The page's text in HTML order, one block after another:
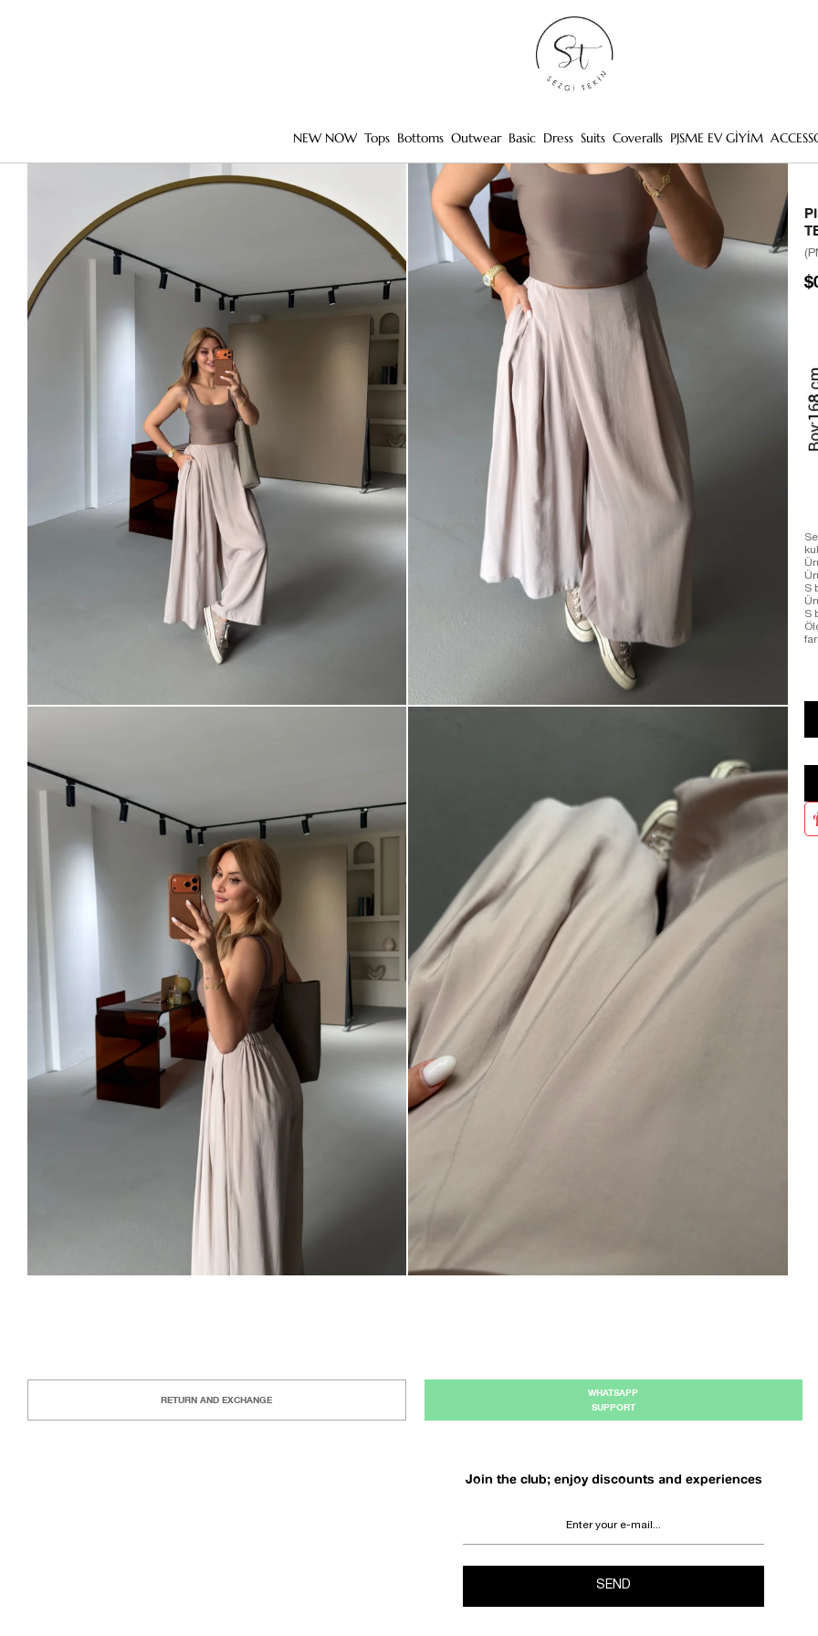
NEW NOW Tops Bottoms Outwear Basic Dress Suits Coveralls PJSME EV GİYİM
S
S
RETURN AND EXCHANGE
WHATSAPP
SUPPORT
Join the club; enjoy discounts and experiences
SEND